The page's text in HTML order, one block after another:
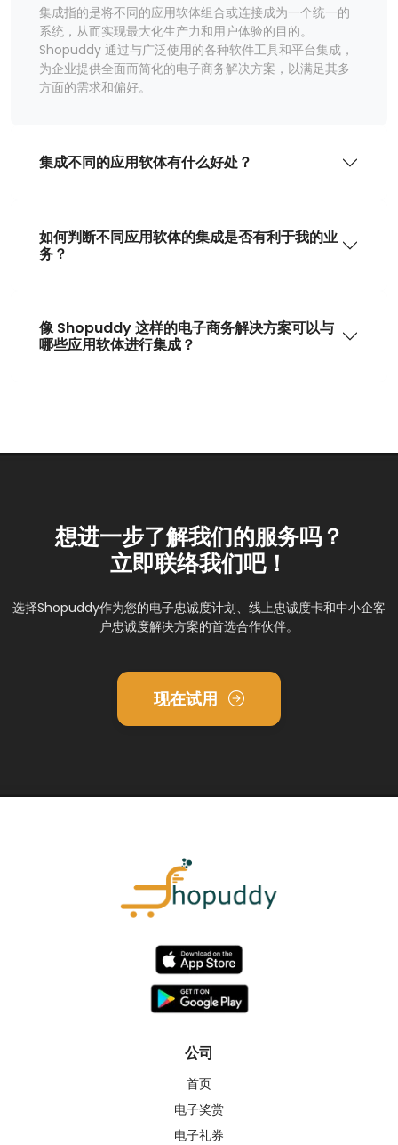
集成指的是将不同的应用软体组合或连接成为一个统一的
系统，从而实现最大化生产力和用户体验的目的。
Shopuddy 通过与广泛使用的各种软件工具和平台集成，
为企业提供全面而简化的电子商务解决方案，以满足其多
方面的需求和偏好。
集成不同的应用软体有什么好处？
如何判断不同应用软体的集成是否有利于我的业
务？
像 Shopuddy 这样的电子商务解决方案可以与
哪些应用软体进行集成？
想进一步了解我们的服务吗？
立即联络我们吧！
选择Shopuddy作为您的电子忠诚度计划、线上忠诚度卡和中小企客
户忠诚度解决方案的首选合作伙伴。
现在试用
公司
首页
电子奖赏
电子礼券